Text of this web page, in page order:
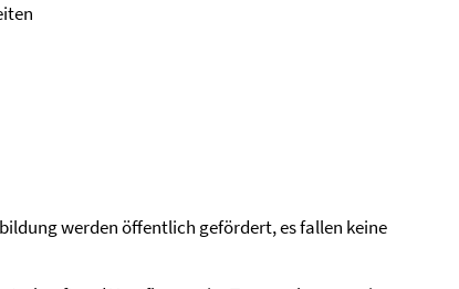
werden öffentlich gefördert, es fallen keine